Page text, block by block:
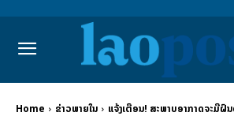
Home ຂ່າວພາຍ​ໃນ ແຈ້ງເຕືອນ! ສະພາບອາກາດຈະມີຝົ